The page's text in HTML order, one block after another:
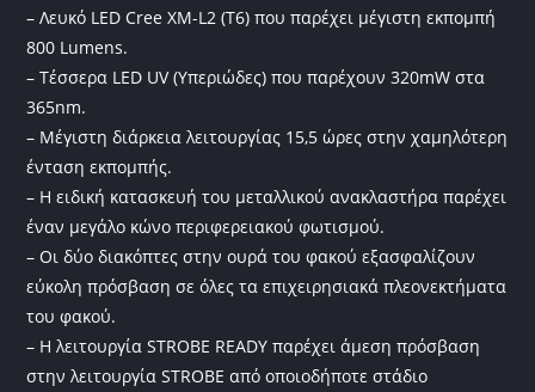
– Λευκό LED Cree XM-L2 (T6) που παρέχει μέγιστη εκπομπή
800 Lumens.
– Τέσσερα LED UV (Υπεριώδες) που παρέχουν 320mW στα
365nm.
– Μέγιστη διάρκεια λειτουργίας 15,5 ώρες στην χαμηλότερη
ένταση εκπομπής.
– Η ειδική κατασκευή του μεταλλικού ανακλαστήρα παρέχει
έναν μεγάλο κώνο περιφερειακού φωτισμού.
– Οι δύο διακόπτες στην ουρά του φακού εξασφαλίζουν
εύκολη πρόσβαση σε όλες τα επιχειρησιακά πλεονεκτήματα
του φακού.
– Η λειτουργία STROBE READY παρέχει άμεση πρόσβαση
στην λειτουργία STROBE από οποιοδήποτε στάδιο